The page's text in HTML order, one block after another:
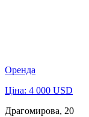
Оренда
Ціна: 4 000 USD
Драгомирова, 20